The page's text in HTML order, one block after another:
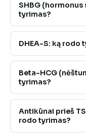
SHBG
tyrimas?
DHEA-S: ką rodo
Beta-HCG
tyrimas?
Antikūnai prieš
rodo tyrimas?